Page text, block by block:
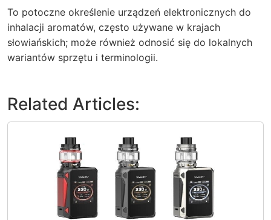
To potoczne określenie urządzeń elektronicznych do
inhalacji aromatów, często używane w krajach
słowiańskich; może również odnosić się do lokalnych
wariantów sprzętu i terminologii.
Related Articles: